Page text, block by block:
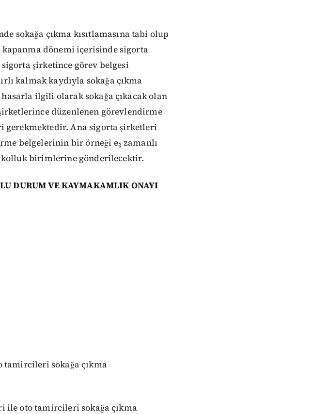
sokağa çıkma kısıtlamasına tabi olup
dönemi içerisinde sigorta
şirketince görev belgesi
kalmak kaydıyla sokağa çıkma
ilgili olarak sokağa çıkacak olan
düzenlenen görevlendirme
gerekmektedir. Ana sigorta şirketleri
belgelerinin bir örneği eş zamanlı
birimlerine gönderilecektir.
DURUM VE KAYMAKAMLIK ONAYI
tamircileri sokağa çıkma
ile oto tamircileri sokağa çıkma